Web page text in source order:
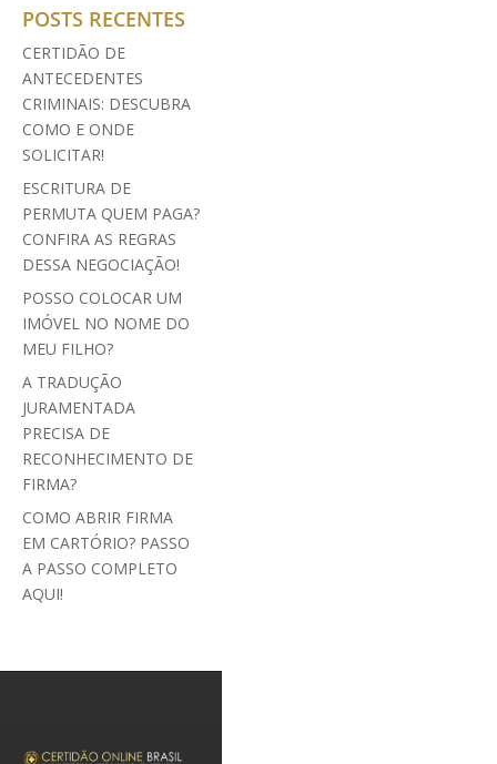
POSTS RECENTES
CERTIDÃO DE
ANTECEDENTES
CRIMINAIS: DESCUBRA
COMO E ONDE
SOLICITAR!
ESCRITURA DE
PERMUTA QUEM PAGA?
CONFIRA AS REGRAS
DESSA NEGOCIAÇÃO!
POSSO COLOCAR UM
IMÓVEL NO NOME DO
MEU FILHO?
A TRADUÇÃO
JURAMENTADA
PRECISA DE
RECONHECIMENTO DE
FIRMA?
COMO ABRIR FIRMA
EM CARTÓRIO? PASSO
A PASSO COMPLETO
AQUI!